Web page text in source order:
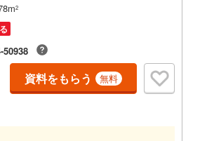
2
50938
資料をもらう 無料